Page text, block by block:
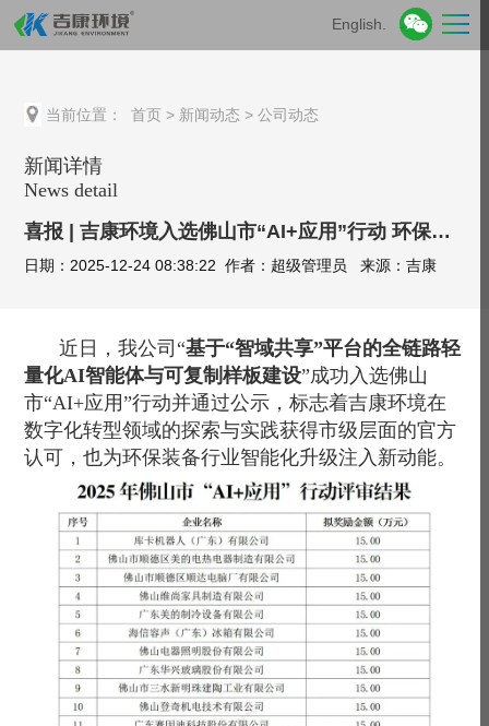
English.
当前位置： 首页 > 新闻动态 >公司动态
新闻详情
News detail
喜报 | 吉康环境入选佛山市“AI+应用”行动 环保科技与AI深度融合启新篇
日期：2025-12-24 08:38:22 作者：超级管理员 来源：吉康
近日，我公司“基于“智域共享”平台的全链路轻
量化AI智能体与可复制样板建设”成功入选佛山
市“AI+应用”行动并通过公示，标志着吉康环境在
数字化转型领域的探索与实践获得市级层面的官方
认可，也为环保装备行业智能化升级注入新动能。